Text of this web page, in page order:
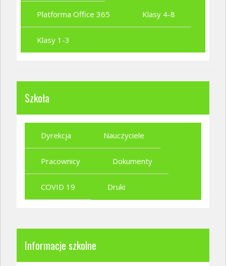
Platforma Office 365 Klasy 4-8
Klasy 1-3
Szkoła
Dyrekcja Nauczyciele
Pracownicy Dokumenty
COVID 19 Druki
Informacje szkolne